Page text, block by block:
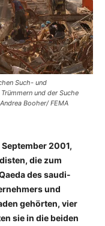
Such- und
und der Suche
Booher/ FEMA
September 2001,
die zum
des saudi-
und
gehörten, vier
sie in die beiden